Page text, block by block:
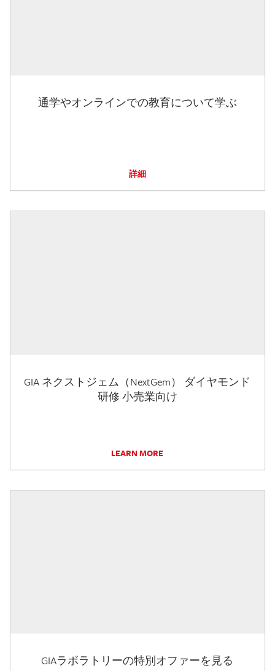
通学やオンラインでの教育について学ぶ
詳細
GIA ネクストジェム（NextGem） ダイヤモンド
研修 小売業向け
LEARN MORE
GIAラボラトリーの特別オファーを見る